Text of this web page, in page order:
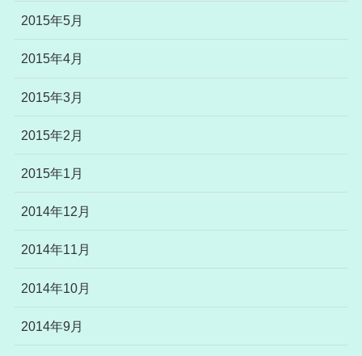
2015年5月
2015年4月
2015年3月
2015年2月
2015年1月
2014年12月
2014年11月
2014年10月
2014年9月